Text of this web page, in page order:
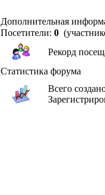
Дополнительная
Посетители: 0
Рекорд
Статистика форума
Всего